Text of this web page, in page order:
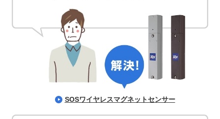
SOSワイヤレスマグネットセンサー